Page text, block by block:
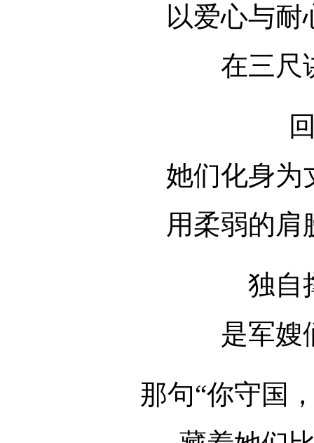
以爱心与耐
在三尺
她们化身为
用柔弱的肩
独自
是军嫂
那句“你守国